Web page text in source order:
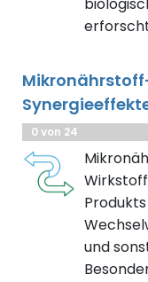
0 von 24
und